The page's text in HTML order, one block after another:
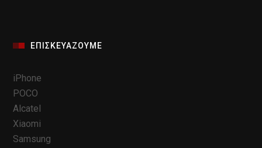
ΕΠΙΣΚΕΥΆΖΟΥΜΕ
iPhone
POCO
Alcatel
Xiaomi
Samsung